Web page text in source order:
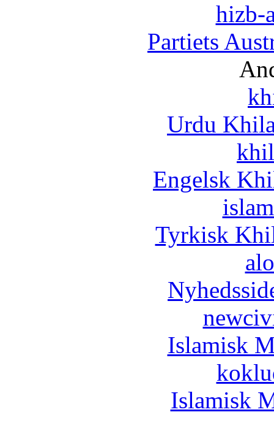
hizb-
Partiets
Urdu
Engelsk
Tyrkisk
Islamisk
Islamisk